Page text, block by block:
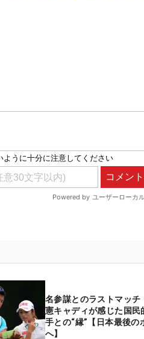
名参謀とのラストマッ
憲キャディが感じた国民
手との“縁”【日本最後の
へ】